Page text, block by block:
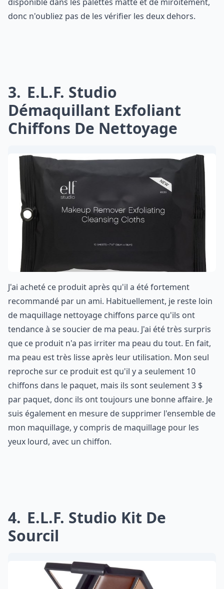
donc n'oubliez pas de les vérifier les deux dehors.
3 E.l.f. Studio
Démaquillant Exfoliant
Chiffons De Nettoyage
J'ai acheté ce produit après qu'il a été fortement
recommandé par un ami. Habituellement, je reste loin
de maquillage nettoyage chiffons parce qu'ils ont
tendance à se soucier de ma peau. J'ai été très surpris
que ce produit n'a pas irriter ma peau du tout. En fait,
ma peau est très lisse après leur utilisation. Mon seul
reproche sur ce produit est qu'il y a seulement 10
chiffons dans le paquet, mais ils sont seulement 3 $
par paquet, donc ils ont toujours une bonne affaire. Je
suis également en mesure de supprimer l'ensemble de
mon maquillage, y compris de maquillage pour les
yeux lourd, avec un chiffon.
4 E.l.f. Studio Kit De
Sourcil